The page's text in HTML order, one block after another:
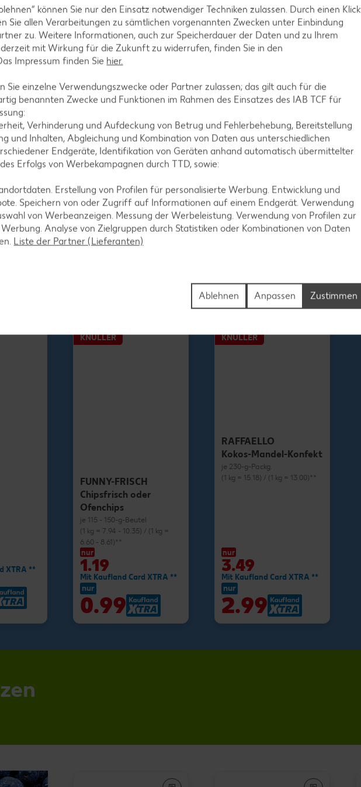
XTRA **
-23%
1.29
1.69
Mit Kaufland Card XTRA **
-34%
1.11
nur
4.44*
Mit Kaufland Card XTRA **
XTRA **
KNÜLLER
FUNNY-FRISCH
Chipsfrisch oder
Ofenchips
je 115 - 150-g-Beutel
(1 kg = 7.94 - 10.35) / (1 kg =
6.60 - 8.61)**
nur
1.19
Mit Kaufland Card XTRA **
nur
0.99
KNÜLLER
RAFFAELLO
Kokos-Mandel-Konfekt
je 230-g-Packg.
(1 kg = 15.18) / (1 kg = 13.00)**
nur
3.49
Mit Kaufland Card XTRA **
nur
2.99
können Sie nur den Einsatz notwendiger Techniken zulassen. Durch einen Klick
Sie allen Verarbeitungen zu sämtlichen vorgenannten Zwecken unter Einbindung
zu. Weitere Informationen, auch zur Speicherdauer der Daten und zu Ihrem
mit Wirkung für die Zukunft zu widerrufen, finden Sie in den
Impressum finden Sie hier.
Sie einzelne Verwendungszwecke oder Partner zulassen; das gilt auch für die
benannten Zwecke und Funktionen im Rahmen des Einsatzes des IAB TCF für
Verhinderung und Aufdeckung von Betrug und Fehlerbehebung, Bereitstellung
und Inhalten, Abgleichung und Kombination von Daten aus unterschiedlichen
Endgeräte, Identifikation von Geräten anhand automatisch übermittelter
Erfolgs von Werbekampagnen durch TTD, sowie:
Erstellung von Profilen für personalisierte Werbung. Entwicklung und
Speichern von oder Zugriff auf Informationen auf einem Endgerät. Verwendung
von Werbeanzeigen. Messung der Werbeleistung. Verwendung von Profilen zur
Analyse von Zielgruppen durch Statistiken oder Kombinationen von Daten
Liste der Partner (Lieferanten)
Zustimmen
Anpassen
Ablehnen